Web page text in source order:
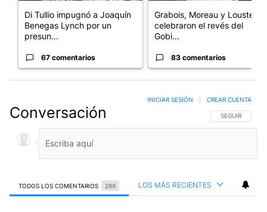
Di Tullio impugnó a Joaquín
Benegas Lynch por un
presun...
67 comentarios
Grabois, Moreau y Lousteau
celebraron el revés del
Gobi...
83 comentarios
Conversación SIGA ESTA
SEGUIR
INICIAR SESIÓN CREAR CUENTA
TODOS LOS COMENTARIOS 289 LOS MÁS RECIENTES